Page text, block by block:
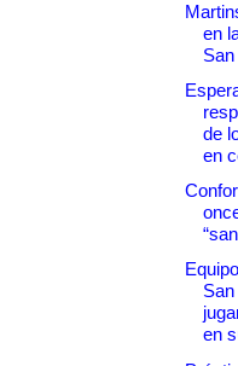
en
de
en
en